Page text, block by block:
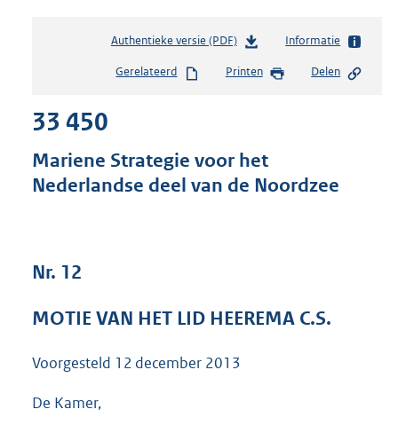
Authentieke versie (PDF)b
s
d
s
g
:
5
Informatie
Gerelateerd Printen Delen
33 450
Mariene Strategie voor het
Nederlandse deel van de Noordzee
Nr. 12
MOTIE VAN HET LID HEEREMA C.S.
Voorgesteld 12 december 2013
De Kamer,